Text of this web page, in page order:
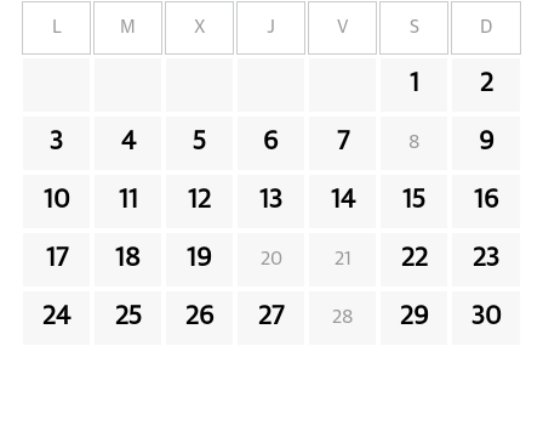
M X J V S D
1 2
3 4 5 6 7 8 9
10 11 12 13 14 15 16
17 18 19 20 21 22 23
24 25 26 27 28 29 30